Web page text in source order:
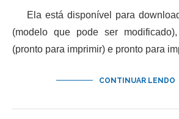
Ela está disponível para
(modelo que pode ser
(pronto para imprimir) e pronto para
CONTINUAR LENDO